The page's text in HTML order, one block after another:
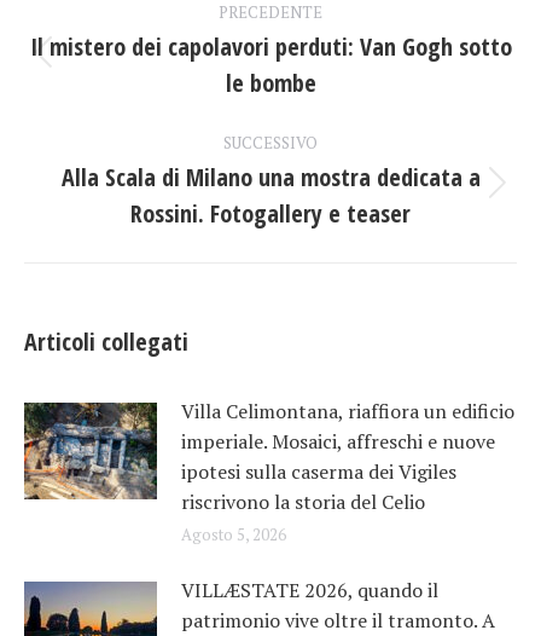
tra
post
PRECEDENTE
Post
precedente:
Il mistero dei capolavori perduti: Van Gogh sotto
le bombe
SUCCESSIVO
Prossimo
post:
Alla Scala di Milano una mostra dedicata a
Rossini. Fotogallery e teaser
Articoli collegati
Villa Celimontana, riaffiora un edificio
imperiale. Mosaici, affreschi e nuove
ipotesi sulla caserma dei Vigiles
riscrivono la storia del Celio
Agosto 5, 2026
VILLÆSTATE 2026, quando il
patrimonio vive oltre il tramonto. A